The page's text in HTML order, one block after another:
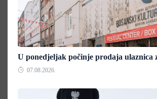
U ponedjeljak počinje prodaja ulaznica
07.08.2026.